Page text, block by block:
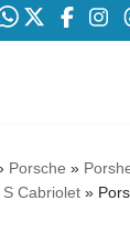
Porsche »
Cabriolet»